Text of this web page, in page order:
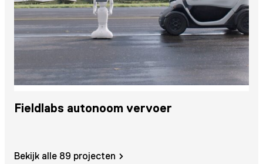
Bekijk alle 89 projecten
Fieldlabs autonoom vervoer